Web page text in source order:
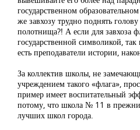
государственном
же завхозу трудно поднять
полотнища?! А если для завхоза
государственной символикой,
есть преподаватели истории,
За коллектив школы, не
учреждением такого «флага»,
пример имеет воспитательный
потому, что школа № 11 в
лучших школ города.